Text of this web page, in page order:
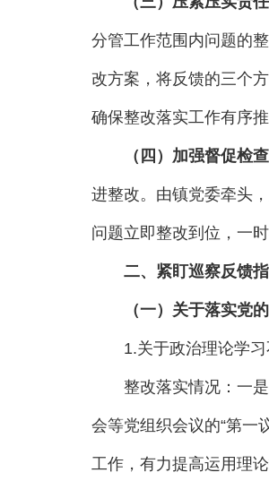
分管工作范围内问题的
改方案，将反馈的三个
确保整改落实工作有序推
（四）加强督促检
进整改。由镇党委牵头
问题立即整改到位，一
二、紧盯巡察反馈
（一）关于落实党
1.关于政治理论学习
整改落实情况：一是
会等党组织会议的“第一
工作，有力提高运用理